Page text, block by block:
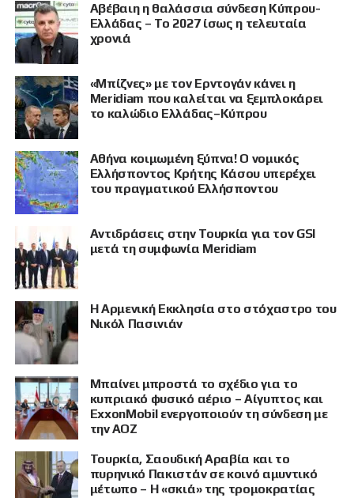
ΠΡΟΒΟΛΗ
Αβέβαιη η θαλάσσια σύνδεση Κύπρου-
Ελλάδας – Το 2027 ίσως η τελευταία
χρονιά
«Μπίζνες» με τον Ερντογάν κάνει η
Meridiam που καλείται να ξεμπλοκάρει
το καλώδιο Ελλάδας–Κύπρου
Αθήνα κοιμωμένη ξύπνα! Ο νομικός
Ελλήσποντος Κρήτης Κάσου υπερέχει
του πραγματικού Ελλήσποντου
Αντιδράσεις στην Τουρκία για τον GSI
μετά τη συμφωνία Meridiam
Η Αρμενική Εκκλησία στο στόχαστρο του
Νικόλ Πασινιάν
Μπαίνει μπροστά το σχέδιο για το
κυπριακό φυσικό αέριο – Αίγυπτος και
ExxonMobil ενεργοποιούν τη σύνδεση με
την ΑΟΖ
Τουρκία, Σαουδική Αραβία και το
πυρηνικό Πακιστάν σε κοινό αμυντικό
μέτωπο – Η «σκιά» της τρομοκρατίας